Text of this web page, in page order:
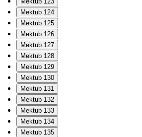
Mektub 124
Mektub 125
Mektub 126
Mektub 127
Mektub 128
Mektub 129
Mektub 130
Mektub 131
Mektub 132
Mektub 133
Mektub 134
Mektub 135